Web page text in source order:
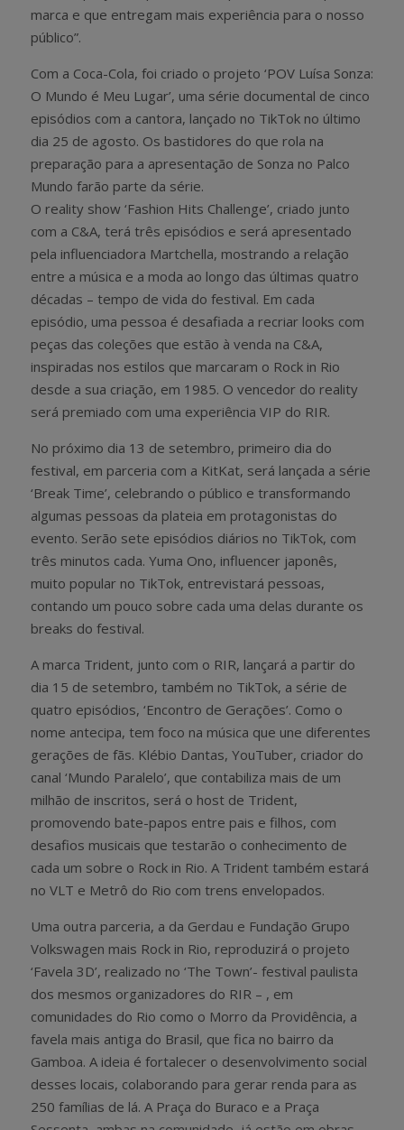
marca e que entregam mais experiência para o nosso
público”.
Com a Coca-Cola, foi criado o projeto ‘POV Luísa Sonza:
O Mundo é Meu Lugar’, uma série documental de cinco
episódios com a cantora, lançado no TikTok no último
dia 25 de agosto. Os bastidores do que rola na
preparação para a apresentação de Sonza no Palco
Mundo farão parte da série.
O reality show ‘Fashion Hits Challenge’, criado junto
com a C&A, terá três episódios e será apresentado
pela influenciadora Martchella, mostrando a relação
entre a música e a moda ao longo das últimas quatro
décadas – tempo de vida do festival. Em cada
episódio, uma pessoa é desafiada a recriar looks com
peças das coleções que estão à venda na C&A,
inspiradas nos estilos que marcaram o Rock in Rio
desde a sua criação, em 1985. O vencedor do reality
será premiado com uma experiência VIP do RIR.
No próximo dia 13 de setembro, primeiro dia do
festival, em parceria com a KitKat, será lançada a série
‘Break Time’, celebrando o público e transformando
algumas pessoas da plateia em protagonistas do
evento. Serão sete episódios diários no TikTok, com
três minutos cada. Yuma Ono, influencer japonês,
muito popular no TikTok, entrevistará pessoas,
contando um pouco sobre cada uma delas durante os
breaks do festival.
A marca Trident, junto com o RIR, lançará a partir do
dia 15 de setembro, também no TikTok, a série de
quatro episódios, ‘Encontro de Gerações’. Como o
nome antecipa, tem foco na música que une diferentes
gerações de fãs. Klébio Dantas, YouTuber, criador do
canal ‘Mundo Paralelo’, que contabiliza mais de um
milhão de inscritos, será o host de Trident,
promovendo bate-papos entre pais e filhos, com
desafios musicais que testarão o conhecimento de
cada um sobre o Rock in Rio. A Trident também estará
no VLT e Metrô do Rio com trens envelopados.
Uma outra parceria, a da Gerdau e Fundação Grupo
Volkswagen mais Rock in Rio, reproduzirá o projeto
‘Favela 3D’, realizado no ‘The Town’- festival paulista
dos mesmos organizadores do RIR – , em
comunidades do Rio como o Morro da Providência, a
favela mais antiga do Brasil, que fica no bairro da
Gamboa. A ideia é fortalecer o desenvolvimento social
desses locais, colaborando para gerar renda para as
250 famílias de lá. A Praça do Buraco e a Praça